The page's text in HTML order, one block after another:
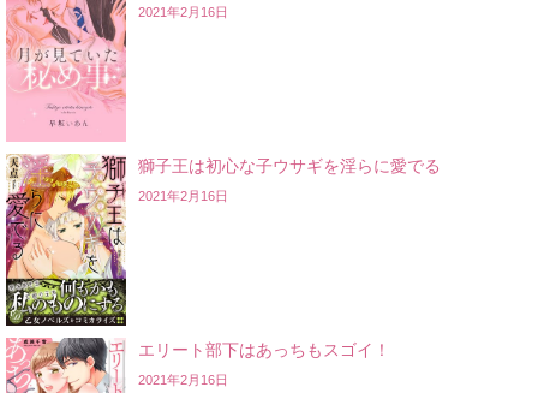
2021年2月16日
獅子王は初心な子ウサギを淫らに愛でる
2021年2月16日
エリート部下はあっちもスゴイ！
2021年2月16日